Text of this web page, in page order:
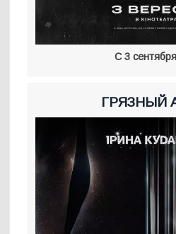
С 3
ГРЯЗНЫЙ